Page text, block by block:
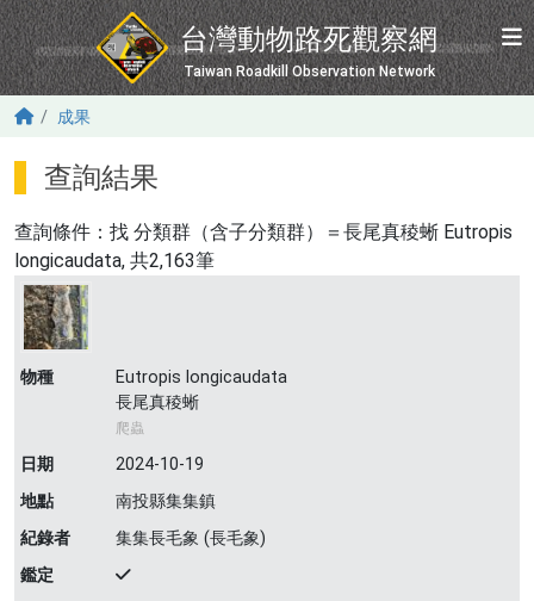
移至主內容
台灣動物路死觀察網
Taiwan Roadkill Observation Network
成果
查詢結果
查詢條件：找 分類群（含子分類群）＝長尾真稜蜥 Eutropis
longicaudata, 共2,163筆
物種
Eutropis longicaudata
長尾真稜蜥
爬蟲
日期
2024-10-19
地點
南投縣集集鎮
紀錄者
集集長毛象 (長毛象)
鑑定